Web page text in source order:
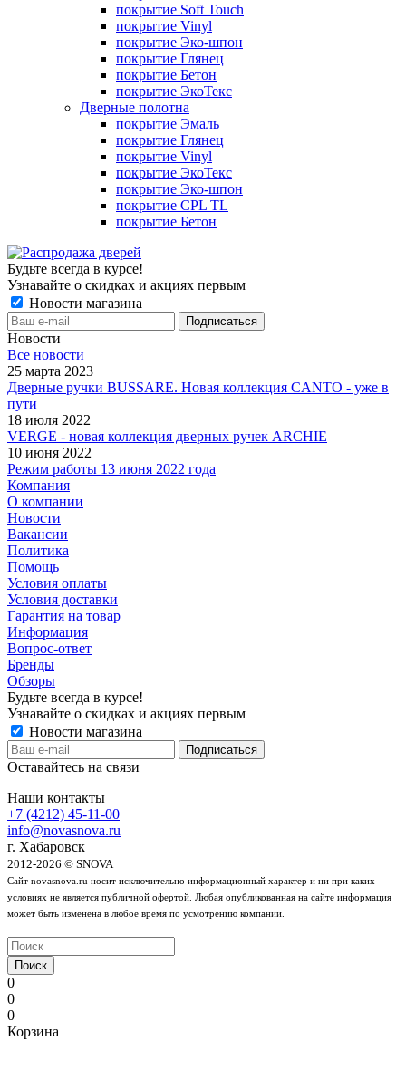
покрытие Soft Touch
покрытие Vinyl
покрытие Эко-шпон
покрытие Глянец
покрытие Бетон
покрытие ЭкоТекс
Дверные полотна
покрытие Эмаль
покрытие Глянец
покрытие Vinyl
покрытие ЭкоТекс
покрытие Эко-шпон
покрытие CPL TL
покрытие Бетон
Будьте всегда в курсе!
Узнавайте о скидках и акциях первым
Новости магазина
Новости
Все новости
25 марта 2023
Дверные ручки BUSSARE. Новая коллекция CANTO - уже в
пути
18 июля 2022
VERGE - новая коллекция дверных ручек ARCHIE
10 июня 2022
Режим работы 13 июня 2022 года
Компания
О компании
Новости
Вакансии
Политика
Помощь
Условия оплаты
Условия доставки
Гарантия на товар
Информация
Вопрос-ответ
Бренды
Обзоры
Будьте всегда в курсе!
Узнавайте о скидках и акциях первым
Новости магазина
Оставайтесь на связи
Наши контакты
+7 (4212) 45-11-00
info@novasnova.ru
г. Хабаровск
2012-2026 © SNOVA
Сайт novasnova.ru носит исключительно информационный характер и ни при каких
условиях не является публичной офертой. Любая опубликованная на сайте информация
может быть изменена в любое время по усмотрению компании.
Поиск
0
0
0
Корзина